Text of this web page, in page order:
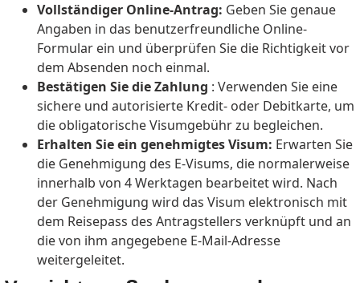
Vollständiger Online-Antrag: Geben Sie genaue
Angaben in das benutzerfreundliche Online-
Formular ein und überprüfen Sie die Richtigkeit vor
dem Absenden noch einmal.
Bestätigen Sie die Zahlung : Verwenden Sie eine
sichere und autorisierte Kredit- oder Debitkarte, um
die obligatorische Visumgebühr zu begleichen.
Erhalten Sie ein genehmigtes Visum: Erwarten Sie
die Genehmigung des E-Visums, die normalerweise
innerhalb von 4 Werktagen bearbeitet wird. Nach
der Genehmigung wird das Visum elektronisch mit
dem Reisepass des Antragstellers verknüpft und an
die von ihm angegebene E-Mail-Adresse
weitergeleitet.